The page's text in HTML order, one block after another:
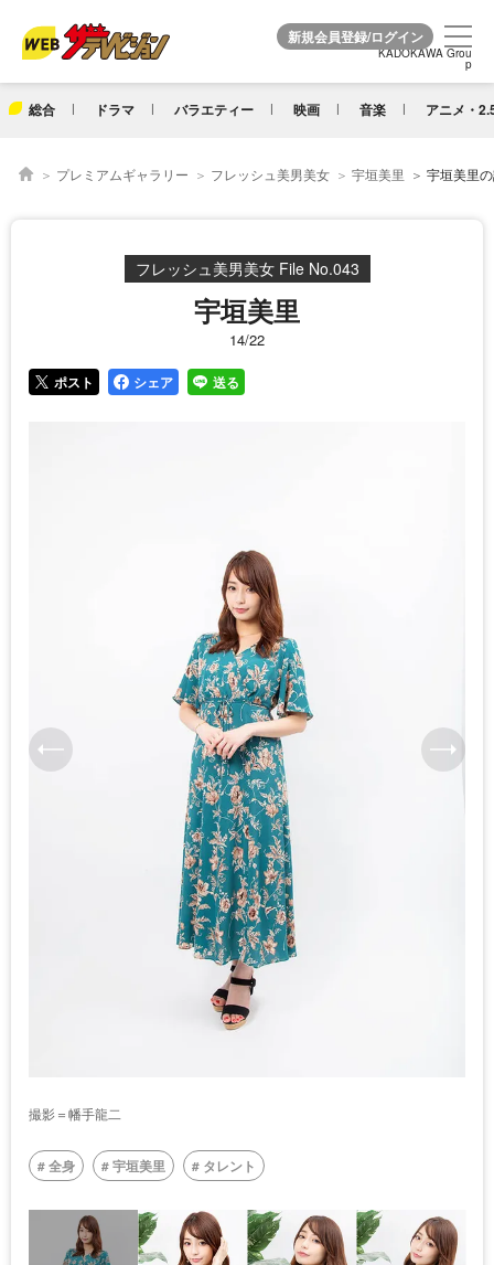
KADOKAWA Grou
p
総合 ドラマ バラエティー 映画 音楽 アニメ・
KADOKAWA Grou
p
プレミアムギャラリー フレッシュ美男美女 宇垣美里 宇垣美里
フレッシュ美男美女 File No.043
宇垣美里
14/22
ポスト シェア 送る
撮影＝幡手龍二
全身 宇垣美里 タレント